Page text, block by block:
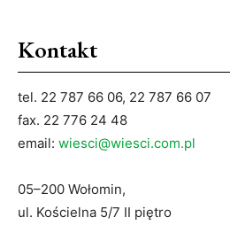
Kontakt
tel. 22 787 66 06, 22 787 66 07
fax. 22 776 24 48
email: wiesci@wiesci.com.pl
05–200 Wołomin,
ul. Kościelna 5/7 II piętro